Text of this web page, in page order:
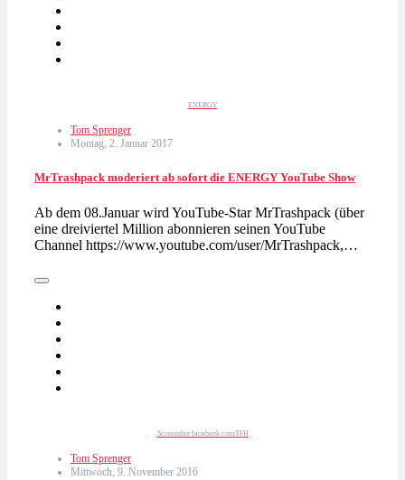
ENERGY
Tom Sprenger
Montag, 2. Januar 2017
MrTrashpack moderiert ab sofort die ENERGY YouTube Show
Ab dem 08.Januar wird YouTube-Star MrTrashpack (über
eine dreiviertel Million abonnieren seinen YouTube
Channel https://www.youtube.com/user/MrTrashpack,…
Screenshot facebook.com/FFH
Tom Sprenger
Mittwoch, 9. November 2016